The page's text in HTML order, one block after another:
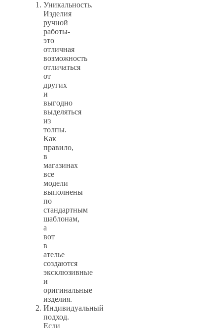
Уникальность.
Изделия
ручной
работы-
это
отличная
возможность
отличаться
от
других
и
выгодно
выделяться
из
толпы.
Как
правило,
в
магазинах
все
модели
выполнены
по
стандартным
шаблонам,
а
вот
в
ателье
создаются
эксклюзивные
и
оригинальные
изделия.
Индивидуальный
подход.
Если